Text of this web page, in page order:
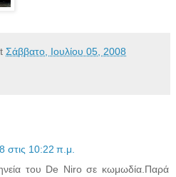
Σάββατο, Ιουλίου 05, 2008
στις 10:22 π.μ.
του De Niro σε κωμωδία.Παρά